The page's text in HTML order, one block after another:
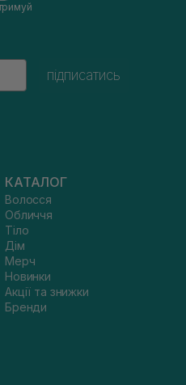
підписатись
КАТАЛОГ
Волосся
Обличчя
Тіло
Дім
Мерч
Новинки
Акції та знижки
Бренди